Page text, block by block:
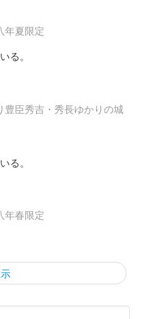
年夏限定
る。
豊臣秀吉・秀長ゆかりの城
る。
年春限定